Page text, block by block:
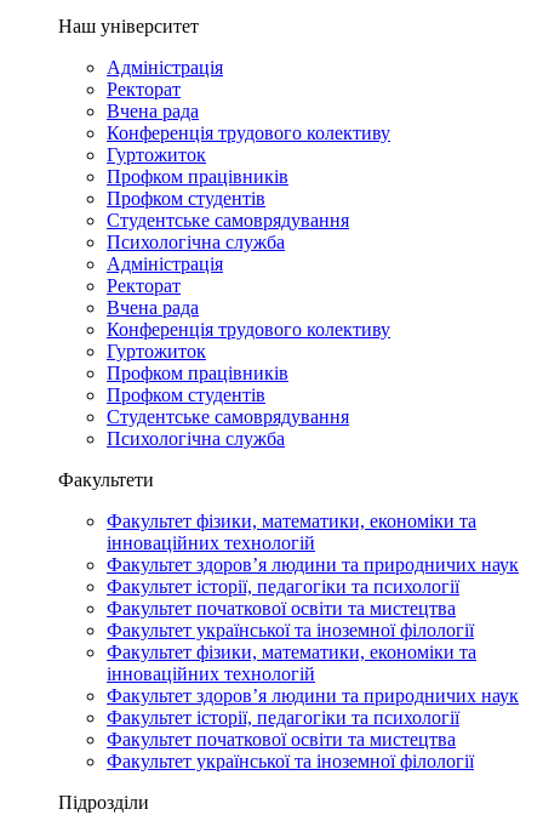
Наш університет
Адміністрація
Ректорат
Вчена рада
Конференція трудового колективу
Гуртожиток
Профком працівників
Профком студентів
Студентське самоврядування
Психологічна служба
Адміністрація
Ректорат
Вчена рада
Конференція трудового колективу
Гуртожиток
Профком працівників
Профком студентів
Студентське самоврядування
Психологічна служба
Факультети
Факультет фізики, математики, економіки та
інноваційних технологій
Факультет здоров’я людини та природничих наук
Факультет історії, педагогіки та психології
Факультет початкової освіти та мистецтва
Факультет української та іноземної філології
Факультет фізики, математики, економіки та
інноваційних технологій
Факультет здоров’я людини та природничих наук
Факультет історії, педагогіки та психології
Факультет початкової освіти та мистецтва
Факультет української та іноземної філології
Підрозділи